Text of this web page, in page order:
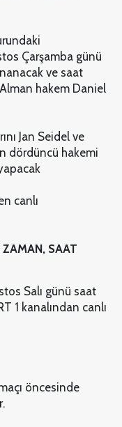
Çarşamba günü
ve saat
hakem Daniel
Jan Seidel ve
dördüncü hakemi
canlı
ZAMAN, SAAT
Salı günü saat
1 kanalından canlı
öncesinde